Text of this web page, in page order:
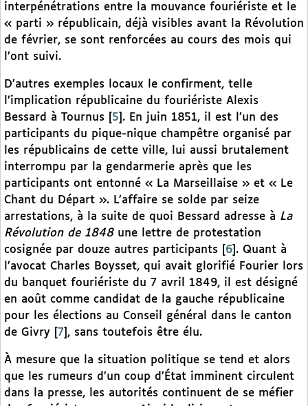
interpénétrations entre la mouvance fouriériste et le
« parti » républicain, déjà visibles avant la Révolution
de février, se sont renforcées au cours des mois qui
l’ont suivi.
D’autres exemples locaux le confirment, telle
l’implication républicaine du fouriériste Alexis
Bessard à Tournus
5 . En juin 1851, il est l’un des
participants du pique-nique champêtre organisé par
les républicains de cette ville, lui aussi brutalement
interrompu par la gendarmerie après que les
participants ont entonné « La Marseillaise » et « Le
Chant du Départ ». L’affaire se solde par seize
arrestations, à la suite de quoi Bessard adresse à La
Révolution de 1848une lettre de protestation
cosignée par douze autres participants
6 . Quant à
l’avocat Charles Boysset, qui avait glorifié Fourier lors
du banquet fouriériste du 7 avril 1849, il est désigné
en août comme candidat de la gauche républicaine
pour les élections au Conseil général dans le canton
de Givry
7 , sans toutefois être élu.
À mesure que la situation politique se tend et alors
que les rumeurs d’un coup d’État imminent circulent
dans la presse, les autorités continuent de se méfier